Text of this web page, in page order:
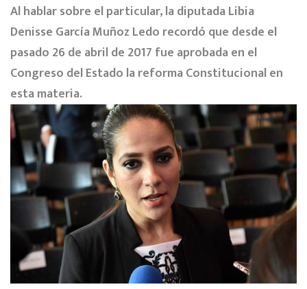
Al hablar sobre el particular, la diputada Libia
Denisse García Muñoz Ledo recordó que desde el
pasado 26 de abril de 2017 fue aprobada en el
Congreso del Estado la reforma Constitucional en
esta materia.